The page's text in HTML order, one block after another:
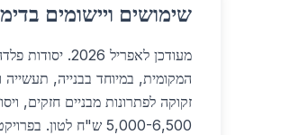
שימושים ויישומים
מעודכן לאפריל
המקומית, במיוחד בבנייה,
זקוקה לפתרונות מבניים חזקים,
5,000-6,500 ש"ח